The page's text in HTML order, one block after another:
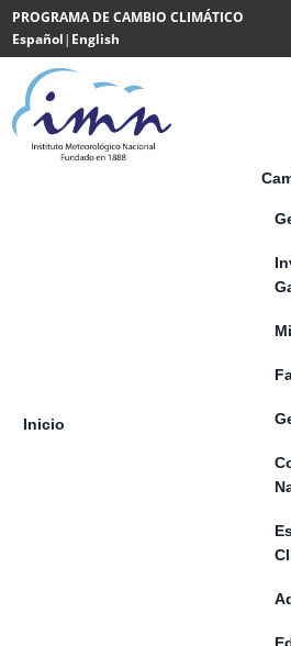
Saltar al contenido
PROGRAMA DE CAMBIO CLIMÁTICO
Español| English
Powered
by
Translate
Inicio